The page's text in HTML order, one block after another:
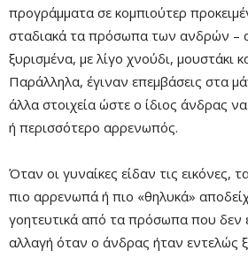
Remaining
Time
-0:00
προγράμματα σε κομπιούτερ
σταδιακά τα πρόσωπα των ανδρών –
ξυρισμένα, με λίγο χνούδι, μουστάκι
Παράλληλα, έγιναν επεμβάσεις στα
άλλα στοιχεία ώστε ο ίδιος άνδρας
ή περισσότερο αρρενωπός.
Όταν οι γυναίκες είδαν τις
πιο αρρενωπά ή πιο «θηλυκά»
γοητευτικά από τα πρόσωπα που δεν
αλλαγή όταν ο άνδρας ήταν εντελώς